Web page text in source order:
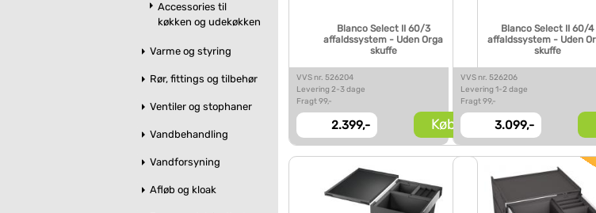
Accessories til
køkken og udekøkken
Varme og styring
Rør, fittings og tilbehør
Ventiler og stophaner
Vandbehandling
Vandforsyning
Afløb og kloak
Blanco Select II 60/3
affaldssystem - Uden Orga
skuffe
VVS nr. 526204
Levering 2-3 dage
Fragt 99,-
2.399,- Køb
Blanco Select II 60/4
affaldssystem - Uden
skuffe
VVS nr. 526206
Levering 1-2 dage
Fragt 99,-
3.099,-